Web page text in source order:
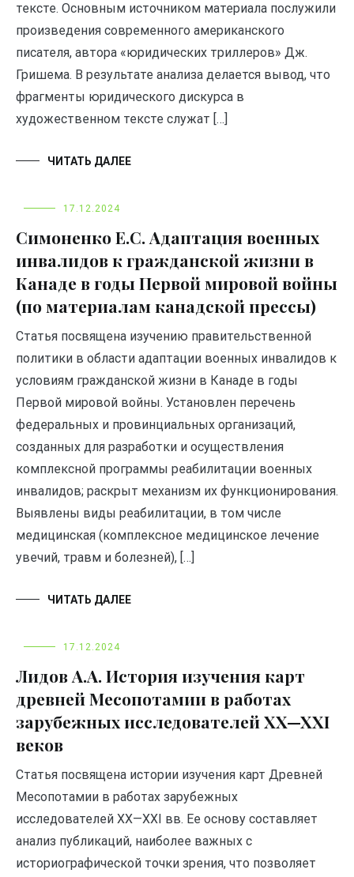
тексте. Основным источником материала послужили
произведения современного американского
писателя, автора «юридических триллеров» Дж.
Гришема. В результате анализа делается вывод, что
фрагменты юридического дискурса в
художественном тексте служат […]
ЧИТАТЬ ДАЛЕЕ
17.12.2024
Симоненко Е.С. Адаптация военных
инвалидов к гражданской жизни в
Канаде в годы Первой мировой войны
(по материалам канадской прессы)
Статья посвящена изучению правительственной
политики в области адаптации военных инвалидов к
условиям гражданской жизни в Канаде в годы
Первой мировой войны. Установлен перечень
федеральных и провинциальных организаций,
созданных для разработки и осуществления
комплексной программы реабилитации военных
инвалидов; раскрыт механизм их функционирования.
Выявлены виды реабилитации, в том числе
медицинская (комплексное медицинское лечение
увечий, травм и болезней), […]
ЧИТАТЬ ДАЛЕЕ
17.12.2024
Лидов А.А. История изучения карт
древней Месопотамии в работах
зарубежных исследователей XX—XXI
веков
Статья посвящена истории изучения карт Древней
Месопотамии в работах зарубежных
исследователей XX—XXI вв. Ее основу составляет
анализ публикаций, наиболее важных с
историографической точки зрения, что позволяет